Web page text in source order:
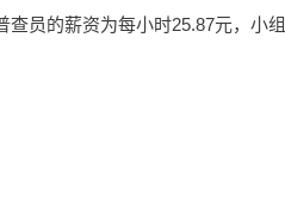
查员的薪资为每小时25.87元，小